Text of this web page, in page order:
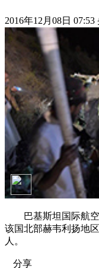
2016年12月08日 07:53
巴基斯坦国际航空
该国北部赫韦利扬地
人。
分享